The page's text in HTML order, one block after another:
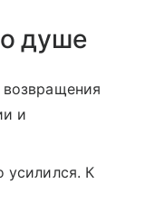
душе
и
усилился. К